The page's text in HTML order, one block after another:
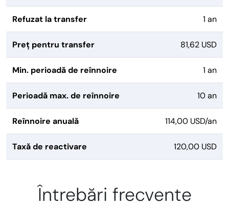
Refuzat la transfer 1 an
Preț pentru transfer 81,62 USD
Min. perioadă de reînnoire 1 an
Perioadă max. de reînnoire 10 an
Reînnoire anuală 114,00 USD/an
Taxă de reactivare 120,00 USD
Întrebări frecvente